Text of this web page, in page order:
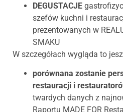
DEGUSTACJE
szefów kuchni i
prezentowanych w
SMAKU
W szczegółach wygląda to
porównana zostanie
restauracji i
twardych danych z
Raportu MADE FOR